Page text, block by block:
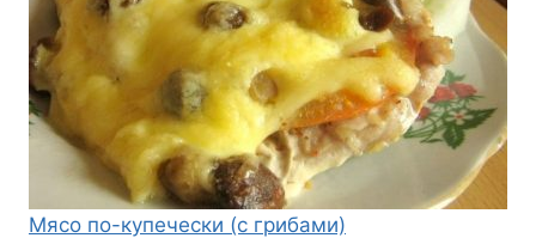
Мясо по-купечески (с грибами)